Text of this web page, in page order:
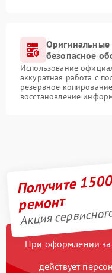
безопасное
Использование
аккуратная работа с
резервное
восстановление
Получите
ремонт
Акция
При оформлении
действует